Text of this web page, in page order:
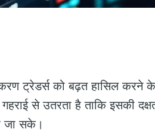
ट्रेडर्स को बढ़त हासिल करने
से उतरता है ताकि इसकी
जा सके।